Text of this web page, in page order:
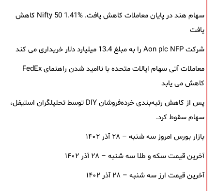
سهام هند در پایان معاملات کاهش یافت. Nifty 50 1.41% کاهش
یافت
شرکت Aon plc NFP را به مبلغ 13.4 میلیارد دلار خریداری می کند
معاملات آتی سهام ایالات متحده با ناامید شدن راهنمای FedEx
کاهش می یابد
پس از کاهش رتبه‌بندی خرده‌فروشان DIY توسط تحلیلگران استیفل،
سهام سقوط کرد.
بازار بورس امروز سه شنبه – ۲۸ آذر ۱۴۰۲
آخرین قیمت سکه و طلا سه شنبه – ۲۸ آذر ۱۴۰۲
آخرین قیمت ارز سه شنبه – ۲۸ آذر ۱۴۰۲